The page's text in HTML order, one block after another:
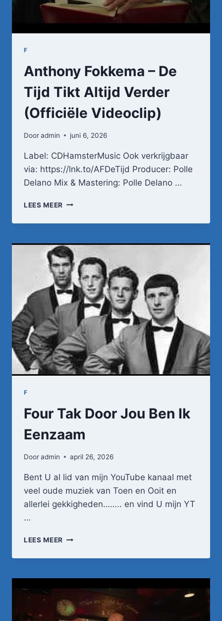
F
Anthony Fokkema – De
Tijd Tikt Altijd Verder
(Officiële Videoclip)
Dooradmin juni 6, 2026
Label: CDHamsterMusic Ook verkrijgbaar
via: https://lnk.to/AFDeTijd Producer: Polle
Delano Mix & Mastering: Polle Delano …
LEES MEER ANTHONY
–
TIJD
TIKT
ALTIJD
VERDER
(OFFICIËLE
VIDEOCLIP)
F
Four Tak Door Jou Ben Ik
Eenzaam
Dooradmin april 26, 2026
Bent U al lid van mijn YouTube kanaal met
veel oude muziek van Toen en Ooit en
allerlei gekkigheden…….. en vind U mijn YT
…
LEES MEER FOUR
DOOR
BEN
IK
EENZAAM